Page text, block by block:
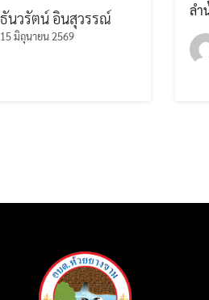
ธันวรัตน์ อินสุวรรณ์
15 มิถุนายน 2569
ลำ